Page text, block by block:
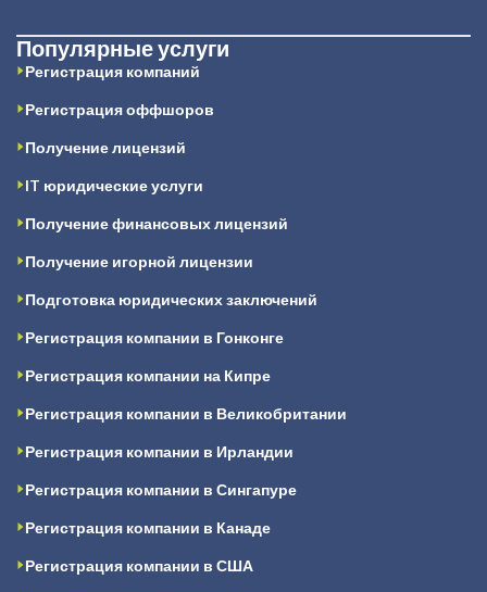
Популярные услуги
Регистрация компаний
Регистрация оффшоров
Получение лицензий
IT юридические услуги
Получение финансовых лицензий
Получение игорной лицензии
Подготовка юридических заключений
Регистрация компании в Гонконге
Регистрация компании на Кипре
Регистрация компании в Великобритании
Регистрация компании в Ирландии
Регистрация компании в Сингапуре
Регистрация компании в Канаде
Регистрация компании в США